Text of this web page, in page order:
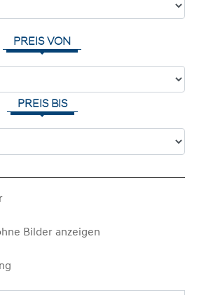
PREIS VON
PREIS BIS
Bilder anzeigen